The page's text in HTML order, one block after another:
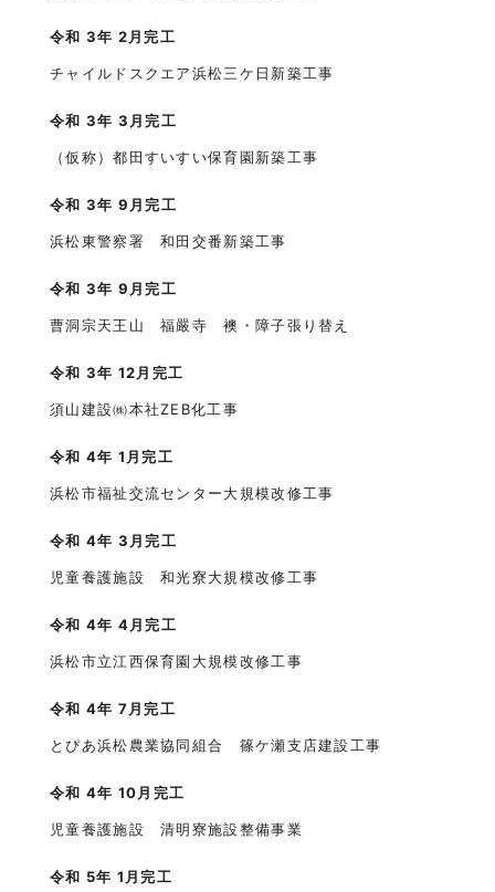
令和 3年 2月完工
チャイルドスクエア浜松三ケ日新築工事
令和 3年 3月完工
（仮称）都田すいすい保育園新築工事
令和 3年 9月完工
浜松東警察署 和田交番新築工事
令和 3年 9月完工
曹洞宗天王山 福嚴寺 襖・障子張り替え
令和 3年 12月完工
須山建設㈱本社ZEB化工事
令和 4年 1月完工
浜松市福祉交流センター大規模改修工事
令和 4年 3月完工
児童養護施設 和光寮大規模改修工事
令和 4年 4月完工
浜松市立江西保育園大規模改修工事
令和 4年 7月完工
とぴあ浜松農業協同組合 篠ケ瀬支店建設工事
令和 4年 10月完工
児童養護施設 清明寮施設整備事業
令和 5年 1月完工